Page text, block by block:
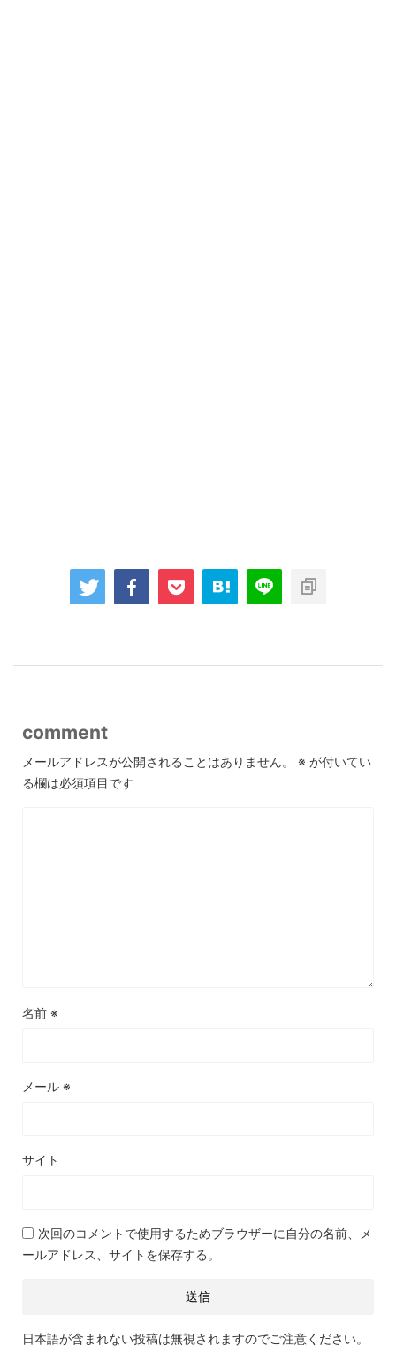
comment
メールアドレスが公開されることはありません。 ※ が付いてい
る欄は必須項目です
名前 ※
メール ※
サイト
次回のコメントで使用するためブラウザーに自分の名前、メ
ールアドレス、サイトを保存する。
日本語が含まれない投稿は無視されますのでご注意ください。